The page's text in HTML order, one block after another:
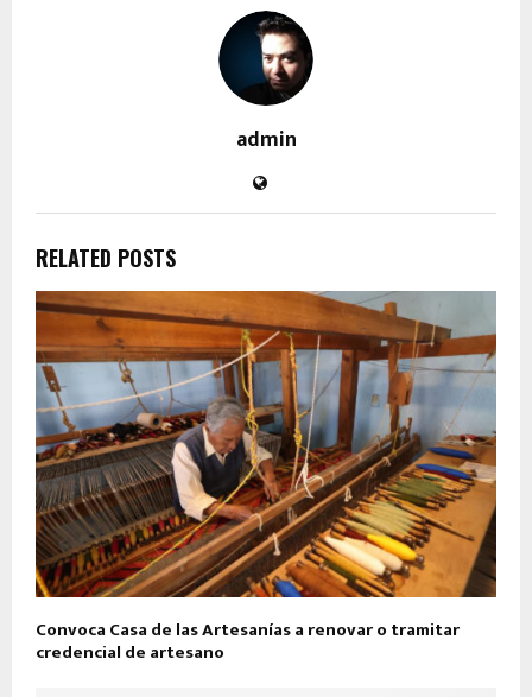
admin
RELATED POSTS
Convoca Casa de las Artesanías a renovar o tramitar
credencial de artesano